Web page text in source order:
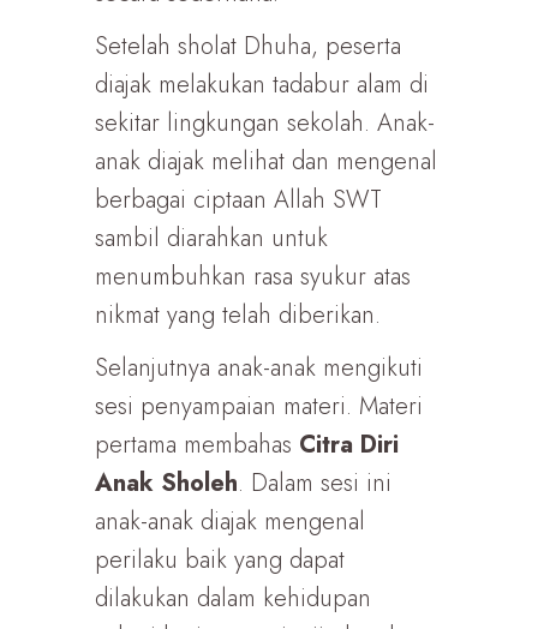
Setelah sholat Dhuha, peserta
diajak melakukan tadabur alam di
sekitar lingkungan sekolah. Anak-
anak diajak melihat dan mengenal
berbagai ciptaan Allah SWT
sambil diarahkan untuk
menumbuhkan rasa syukur atas
nikmat yang telah diberikan.
Selanjutnya anak-anak mengikuti
sesi penyampaian materi. Materi
pertama membahas Citra Diri
Anak Sholeh. Dalam sesi ini
anak-anak diajak mengenal
perilaku baik yang dapat
dilakukan dalam kehidupan